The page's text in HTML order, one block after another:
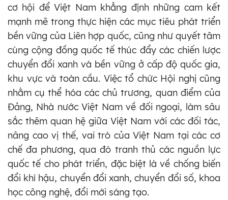
cơ hội để Việt Nam khẳng định những cam kết
mạnh mẽ trong thực hiện các mục tiêu phát triển
bền vững của Liên hợp quốc, cũng như quyết tâm
cùng cộng đồng quốc tế thúc đẩy các chiến lược
chuyển đổi xanh và bền vững ở cấp độ quốc gia,
khu vực và toàn cầu. Việc tổ chức Hội nghị cũng
nhằm cụ thể hóa các chủ trương, quan điểm của
Đảng, Nhà nước Việt Nam về đối ngoại, làm sâu
sắc thêm quan hệ giữa Việt Nam với các đối tác,
nâng cao vị thế, vai trò của Việt Nam tại các cơ
chế đa phương, qua đó tranh thủ các nguồn lực
quốc tế cho phát triển, đặc biệt là về chống biến
đổi khí hậu, chuyển đổi xanh, chuyển đổi số, khoa
học công nghệ, đổi mới sáng tạo.